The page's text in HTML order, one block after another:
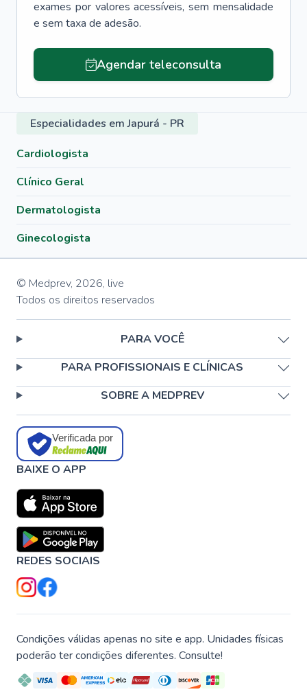
exames por valores acessíveis, sem mensalidade
e sem taxa de adesão.
Agendar teleconsulta
Especialidades em Japurá - PR
Cardiologista
Clínico Geral
Dermatologista
Ginecologista
© Medprev, 2026, live
Todos os direitos reservados
PARA VOCÊ
PARA PROFISSIONAIS E CLÍNICAS
SOBRE A MEDPREV
Verificada por
BAIXE O APP
REDES SOCIAIS
Condições válidas apenas no site e app. Unidades físicas
poderão ter condições diferentes. Consulte!